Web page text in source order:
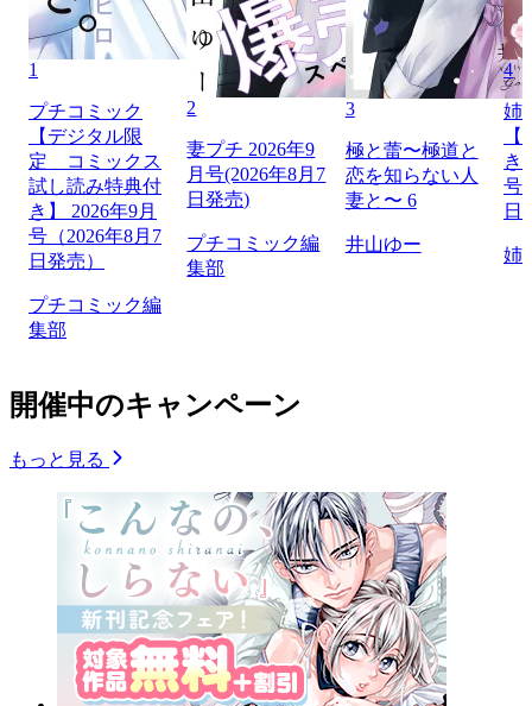
1
プチコミック
【デジタル限
定 コミックス
試し読み特典付
き】 2026年9月
号（2026年8月7
日発売）
プチコミック編
集部
2
妻プチ 2026年9
月号(2026年8月7
日発売)
プチコミック編
集部
3
極と蕾〜極道と
恋を知らない人
妻と〜 6
井山ゆー
4
姉
き
号
日
姉
開催中のキャンペーン
もっと見る